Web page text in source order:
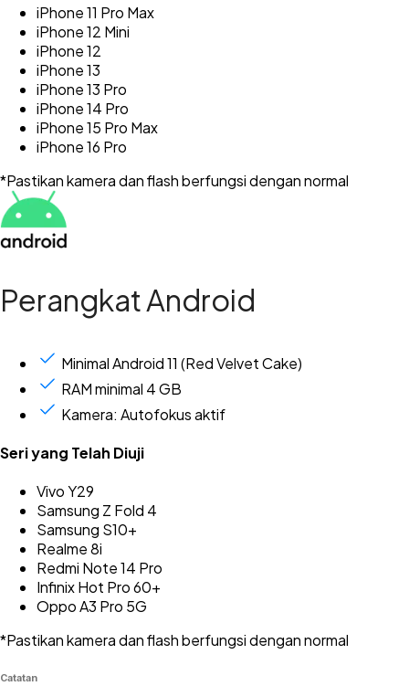
iPhone 11 Pro Max
iPhone 12 Mini
iPhone 12
iPhone 13
iPhone 13 Pro
iPhone 14 Pro
iPhone 15 Pro Max
iPhone 16 Pro
*Pastikan kamera dan flash berfungsi dengan normal
Perangkat Android
Minimal Android 11 (Red Velvet Cake)
RAM minimal 4 GB
Kamera: Autofokus aktif
Seri yang Telah Diuji
Vivo Y29
Samsung Z Fold 4
Samsung S10+
Realme 8i
Redmi Note 14 Pro
Infinix Hot Pro 60+
Oppo A3 Pro 5G
*Pastikan kamera dan flash berfungsi dengan normal
Catatan